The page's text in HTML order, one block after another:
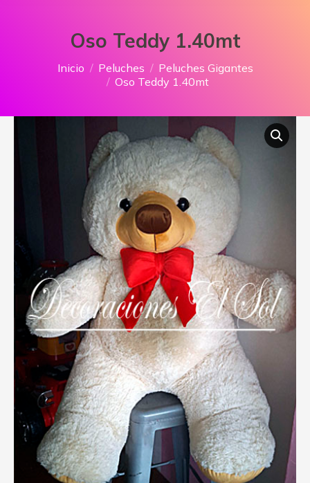
Oso Teddy 1.40mt
Estás aquí:
Inicio Peluches
Peluches Gigantes
Oso Teddy 1.40mt